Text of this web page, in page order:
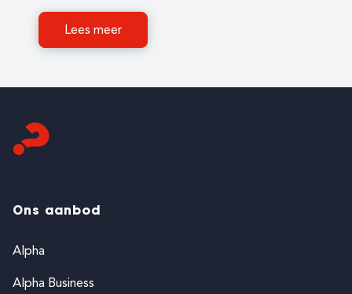
Lees meer
Ons aanbod
Alpha
Alpha Business